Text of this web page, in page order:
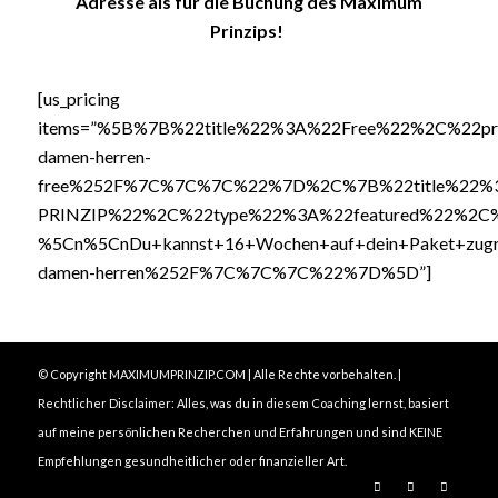
Prinzips!
[us_pricing
damen-herren-
damen-herren%252F%7C%7C%7C%22%7D%5D”]
© Copyright MAXIMUMPRINZIP.COM | Alle Rechte vorbehalten. |
Rechtlicher Disclaimer: Alles, was du in diesem Coaching lernst, basiert
auf meine persönlichen Recherchen und Erfahrungen und sind KEINE
Empfehlungen gesundheitlicher oder finanzieller Art.